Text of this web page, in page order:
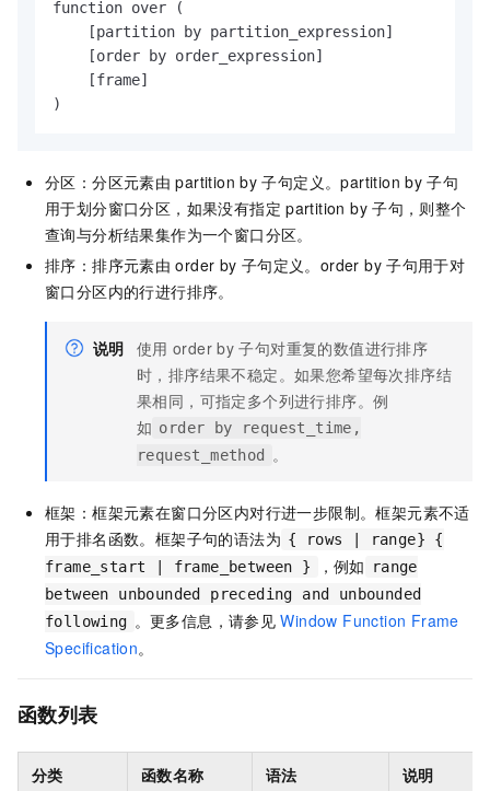
function over (
    [partition by partition_expression]
    [order by order_expression]
    [frame]
)
分区：分区元素由 partition by 子句定义。partition by 子句
用于划分窗口分区，如果没有指定 partition by 子句，则整个
查询与分析结果集作为一个窗口分区。
排序：排序元素由 order by 子句定义。order by 子句用于对
窗口分区内的行进行排序。
说明 使用 order by 子句对重复的数值进行排序
时，排序结果不稳定。如果您希望每次排序结
果相同，可指定多个列进行排序。例
如 order by request_time,
request_method
。
框架：框架元素在窗口分区内对行进一步限制。框架元素不适
用于排名函数。框架子句的语法为 { rows | range} {
frame_start | frame_between }
，例如
range
between unbounded preceding and unbounded
following 。更多信息，请参见 Window Function Frame
Specification。
函数列表
分类 函数名称 语法 说明